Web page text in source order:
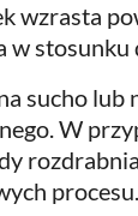
wzrasta
stosunku
sucho
W